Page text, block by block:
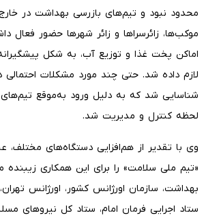
محدود نبود و تیم‌های بازرسی بهداشت در
موکب‌ها، زائرسراها و زائر شهرها حضور فعال
اماکن پخت غذا و توزیع آب، به شکل
لازم داده شد. حتی چند مورد مشکلات احتمالی
شناسایی شد که به دلیل ورود به‌موقع تیم‌های
لحظه کنترل و مدیریت شد.
وی با تقدیر از هم‌افزایی دستگاه‌های مختلف،
«تیم ملی سلامت» را برای این همکاری زیبنده
بهداشت، سازمان اورژانس کشور، اورژانس
ستاد اجرایی فرمان امام، ستاد کل نیروهای